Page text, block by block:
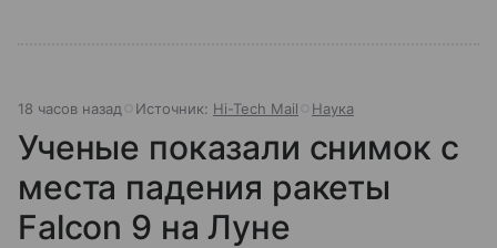
18 часов назад Источник: Hi-Tech Mail Наука
Ученые показали снимок с
места падения ракеты
Falcon 9 на Луне